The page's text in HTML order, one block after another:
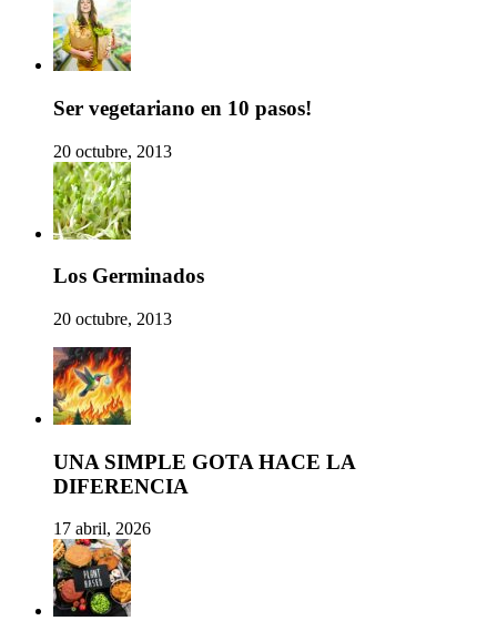
Ser vegetariano en 10 pasos!
20 octubre, 2013
Los Germinados
20 octubre, 2013
UNA SIMPLE GOTA HACE LA
DIFERENCIA
17 abril, 2026